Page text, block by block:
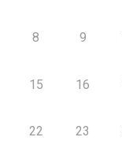
8 9
15 16
22 23